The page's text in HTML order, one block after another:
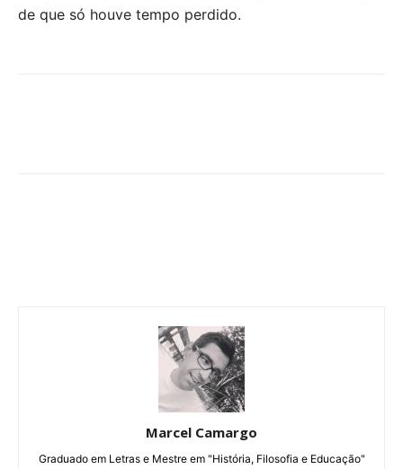
de que só houve tempo perdido.
Marcel Camargo
Graduado em Letras e Mestre em "História, Filosofia e Educação"